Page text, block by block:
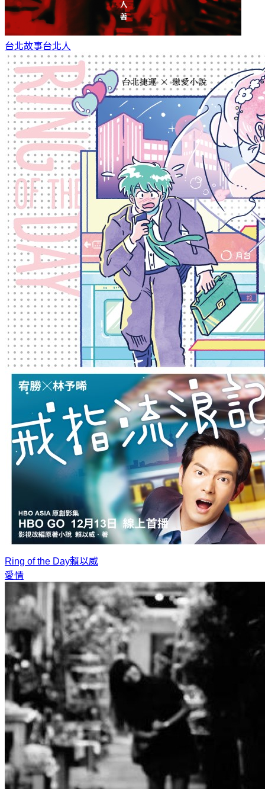
台北故事台北人
Ring of the Day賴以威
愛情